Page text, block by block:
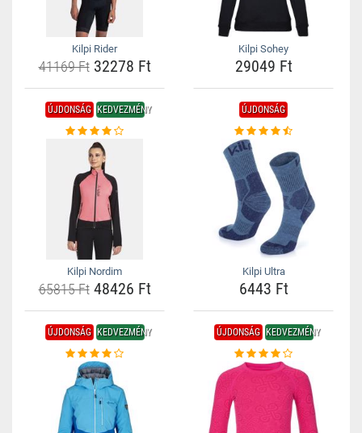
Kilpi Rider
41169 Ft32278 Ft
Kilpi Sohey
29049 Ft
ÚJDONSÁG KEDVEZMÉNY
Kilpi Nordim
65815 Ft48426 Ft
ÚJDONSÁG
Kilpi Ultra
6443 Ft
ÚJDONSÁG KEDVEZMÉNY ÚJDONSÁG KEDVEZMÉNY